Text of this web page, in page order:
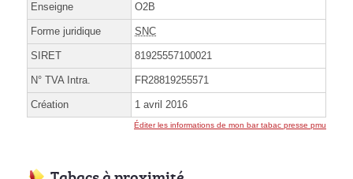
Enseigne O2B
Forme juridique SNC
SIRET 81925557100021
N° TVA Intra. FR28819255571
Création 1 avril 2016
Éditer les informations de mon bar tabac presse pmu